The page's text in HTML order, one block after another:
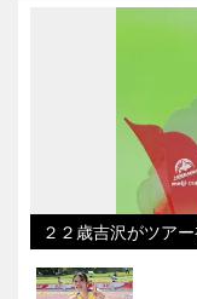
２２歳吉沢がツア